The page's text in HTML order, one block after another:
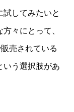
してみたいと
々にとって、
売されている
いう選択肢があ